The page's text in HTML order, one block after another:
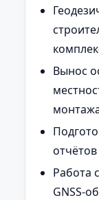
Вынос
Работа
GNSS-